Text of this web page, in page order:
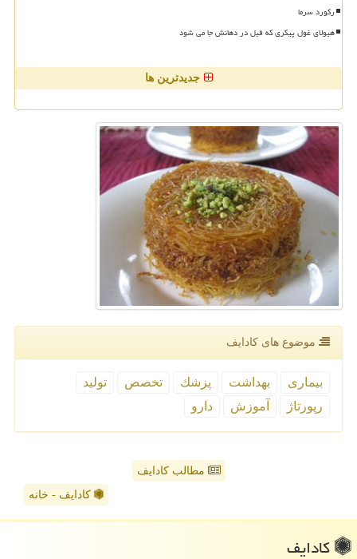
رکورد سرما
هیولای غول پیکری که فیل در دهانش جا می شود
جدیدترین ها
موضوع های كادایف
بیماری بهداشت پزشك تخصص
تولید
رپورتاژ
آموزش دارو
مطالب کادایف
کادایف - خانه
كادایف